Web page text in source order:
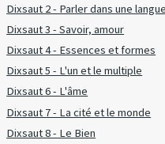
Dixsaut 2 - Parler dans une langue
Dixsaut 3 - Savoir, amour
Dixsaut 4 - Essences et formes
Dixsaut 5 - L'un et le multiple
Dixsaut 6 - L'âme
Dixsaut 7 - La cité et le monde
Dixsaut 8 - Le Bien